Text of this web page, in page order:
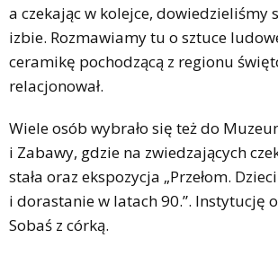
a czekając w kolejce, dowiedzieliśmy
izbie. Rozmawiamy tu o sztuce
ceramikę pochodzącą z regionu
relacjonował.
Wiele osób wybrało się też do
i Zabawy, gdzie na zwiedzających
stała oraz ekspozycja „Przełom.
i dorastanie w latach 90.”. Instytucję
Sobaś z córką.